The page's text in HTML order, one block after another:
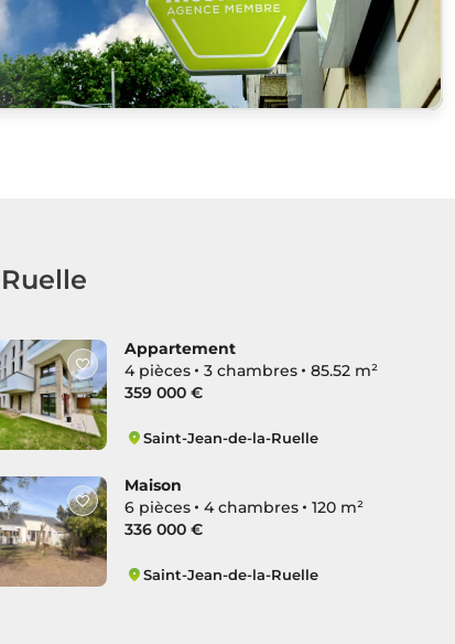
Appartement
4 pièces
3 chambres
85.52 m²
359 000 €
Saint-Jean-de-la-Ruelle
Maison
6 pièces
4 chambres
120 m²
336 000 €
Saint-Jean-de-la-Ruelle